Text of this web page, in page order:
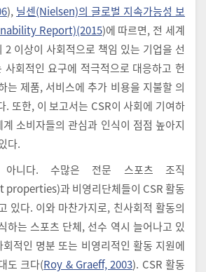
), 닐센(Nielsen)의 글로벌 지속가능성 보
Report)(2015)에 따르면, 전 세계
2 이상이 사회적으로 책임 있는 기업을 선
회적인 요구에 적극적으로 대응하고 헌
는 제품, 서비스에 추가 비용을 지불할 의
. 또한, 이 보고서는 CSR이 사회에 기여하
소비자들의 관심과 인식이 점점 높아지
다.
아니다. 수많은 전문 스포츠 조직
과 비영리단체들이 CSR 활동
있다. 이와 마찬가지로, 친사회적 활동의
하는 스포츠 단체, 선수 역시 늘어나고 있
적인 명분 또는 비영리적인 활동 지원에
도 크다(Roy & Graeff, 2003). CSR 활동